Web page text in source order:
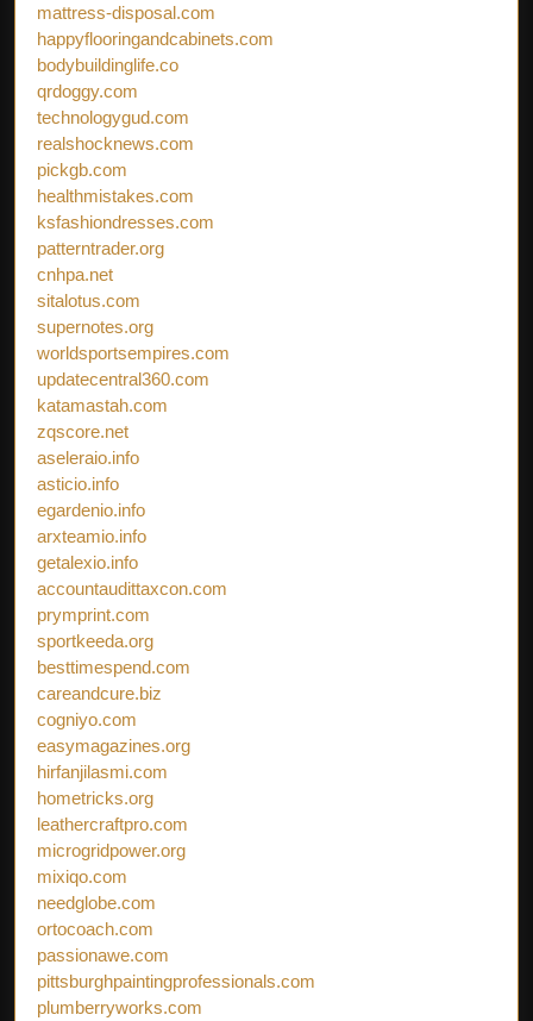
mattress-disposal.com
happyflooringandcabinets.com
bodybuildinglife.co
qrdoggy.com
technologygud.com
realshocknews.com
pickgb.com
healthmistakes.com
ksfashiondresses.com
patterntrader.org
cnhpa.net
sitalotus.com
supernotes.org
worldsportsempires.com
updatecentral360.com
katamastah.com
zqscore.net
aseleraio.info
asticio.info
egardenio.info
arxteamio.info
getalexio.info
accountaudittaxcon.com
prymprint.com
sportkeeda.org
besttimespend.com
careandcure.biz
cogniyo.com
easymagazines.org
hirfanjilasmi.com
hometricks.org
leathercraftpro.com
microgridpower.org
mixiqo.com
needglobe.com
ortocoach.com
passionawe.com
pittsburghpaintingprofessionals.com
plumberryworks.com